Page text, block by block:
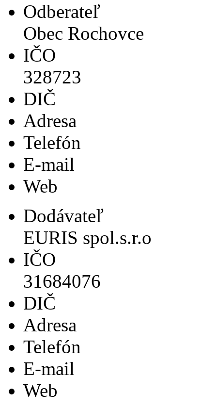
Odberateľ
Obec Rochovce
IČO
328723
DIČ
Adresa
Telefón
E-mail
Web
Dodávateľ
EURIS spol.s.r.o
IČO
31684076
DIČ
Adresa
Telefón
E-mail
Web